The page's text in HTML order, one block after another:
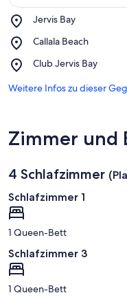
Jervis Bay
Place,
Bay
Callala Beach
Place,
Beach
Club Jervis Bay
Place,
Jervis
Weitere Infos zu dieser
Zimmer und
4 Schlafzimmer
Schlafzimmer 1
1 Queen-Bett
Schlafzimmer 3
1 Queen-Bett